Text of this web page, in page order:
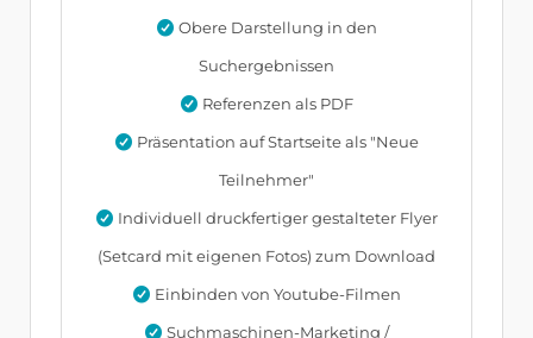
Obere Darstellung in den
Suchergebnissen
Referenzen als PDF
Präsentation auf Startseite als "Neue
Teilnehmer"
Individuell druckfertiger gestalteter Flyer
(Setcard mit eigenen Fotos) zum Download
Einbinden von Youtube-Filmen
Suchmaschinen-Marketing /